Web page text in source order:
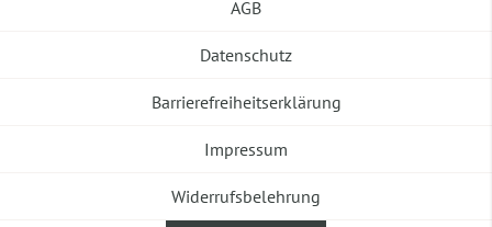
AGB
Datenschutz
Barrierefreiheitserklärung
Impressum
Widerrufsbelehrung